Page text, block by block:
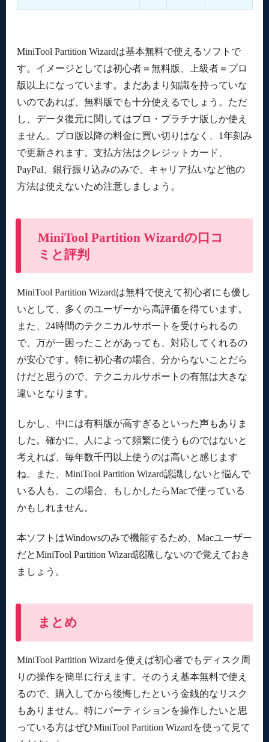
MiniTool Partition Wizardは基本無料で使えるソフトで
す。イメージとしては初心者＝無料版、上級者＝プロ
版以上になっています。まだあまり知識を持っていな
いのであれば、無料版でも十分使えるでしょう。ただ
し、データ復元に関してはプロ・プラチナ版しか使え
ません。プロ版以降の料金に買い切りはなく、1年刻み
で更新されます。支払方法はクレジットカード、
PayPal、銀行振り込みのみで、キャリア払いなど他の
方法は使えないため注意しましょう。
MiniTool Partition Wizardの口コ
ミと評判
MiniTool Partition Wizardは無料で使えて初心者にも優し
いとして、多くのユーザーから高評価を得ています。
また、24時間のテクニカルサポートを受けられるの
で、万が一困ったことがあっても、対応してくれるの
が安心です。特に初心者の場合、分からないことだら
けだと思うので、テクニカルサポートの有無は大きな
違いとなります。
しかし、中には有料版が高すぎるといった声もありま
した。確かに、人によって頻繁に使うものではないと
考えれば、毎年数千円以上使うのは高いと感じます
ね。また、MiniTool Partition Wizard認識しないと悩んで
いる人も。この場合、もしかしたらMacで使っている
かもしれません。
本ソフトはWindowsのみで機能するため、Macユーザー
だとMiniTool Partition Wizard認識しないので覚えておき
ましょう。
まとめ
MiniTool Partition Wizardを使えば初心者でもディスク周
りの操作を簡単に行えます。そのうえ基本無料で使え
るので、購入してから後悔したという金銭的なリスク
もありません。特にパーティションを操作したいと思
っている方はぜひMiniTool Partition Wizardを使って見て